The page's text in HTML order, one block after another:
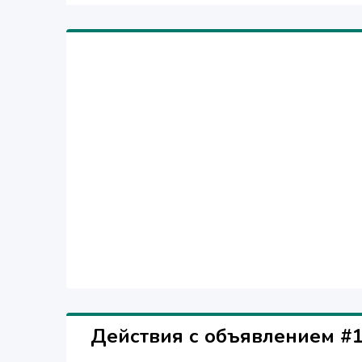
Действия с объявлением